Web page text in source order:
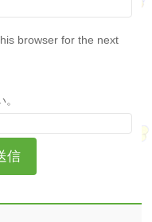
browser for the next